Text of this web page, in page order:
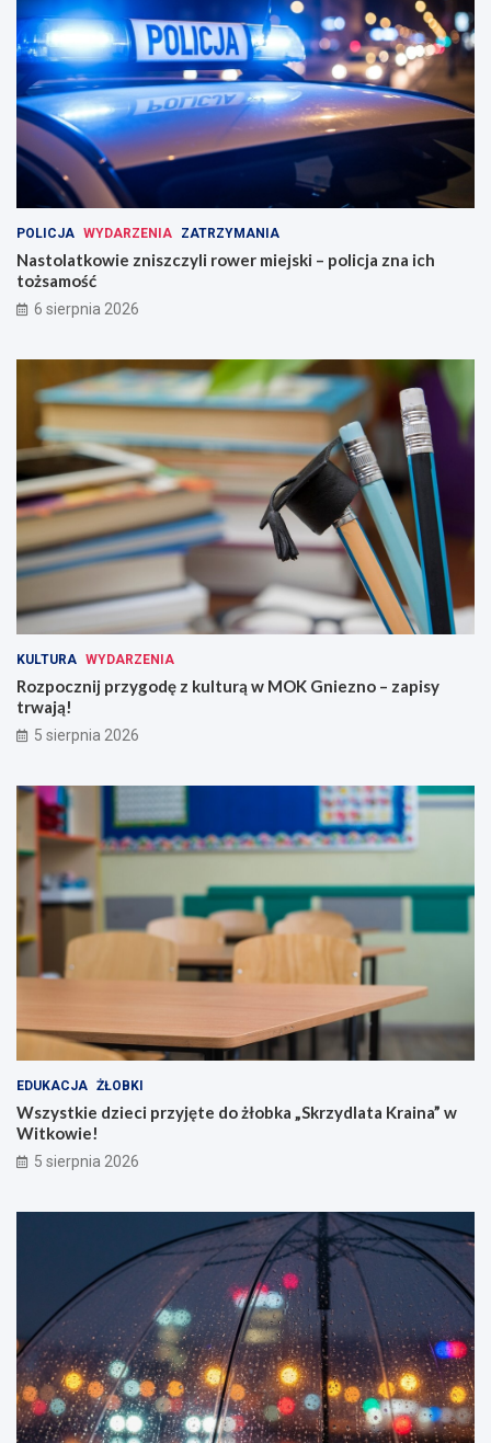
POLICJA WYDARZENIA ZATRZYMANIA
Nastolatkowie zniszczyli rower miejski – policja zna ich
tożsamość
6 sierpnia 2026
KULTURA WYDARZENIA
Rozpocznij przygodę z kulturą w MOK Gniezno – zapisy
trwają!
5 sierpnia 2026
EDUKACJA ŻŁOBKI
Wszystkie dzieci przyjęte do żłobka „Skrzydlata Kraina” w
Witkowie!
5 sierpnia 2026